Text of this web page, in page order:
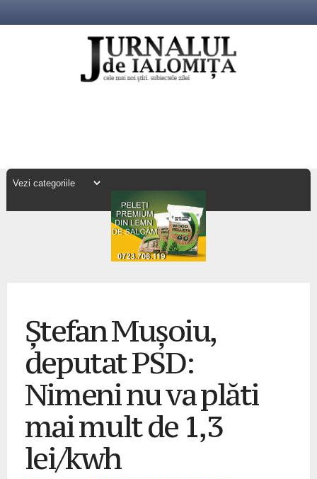
Ștefan Mușoiu,
deputat PSD:
Nimeni nu va plăti
mai mult de 1,3
lei/kwh